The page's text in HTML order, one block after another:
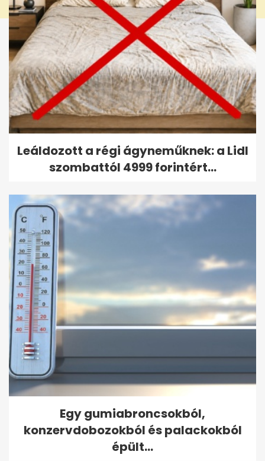
Leáldozott a régi ágyneműknek: a Lidl
szombattól 4999 forintért...
Egy gumiabroncsokból,
konzervdobozokból és palackokból
épült...